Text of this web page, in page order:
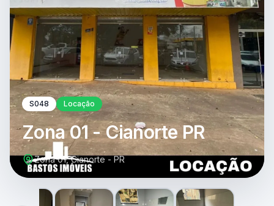
S048 Locação
Zona 01 - Cianorte PR
Zona 01, Cianorte - PR